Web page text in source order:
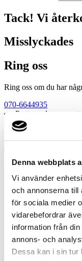
Denna webbplats
Vi använder
och annonserna till
för sociala medier
vidarebefordrar
information från
annons- och
Dessa kan i sin tur
Tack! Vi
Misslyckades
Ring oss
Ring oss om du har
070-6644935
Prata med en expert
Begär offert
Kontakta mig
Boka hembesök
Prata med en
Kontakta mig
Boka hembesök
Ring oss
Kontakt